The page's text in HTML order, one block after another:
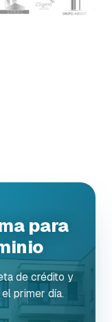
para
de crédito y
primer día.